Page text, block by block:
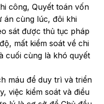
công, Quyết toán vốn
án cùng lúc, đôi khi
sát được thủ tục pháp
mất kiểm soát về chi
cuối cùng là khó quyết
máu để duy trì và triển
việc kiểm soát và điều